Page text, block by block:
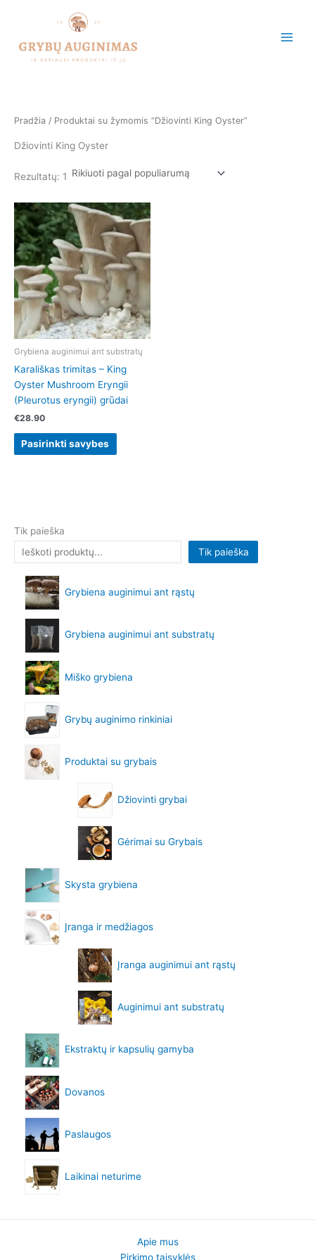
Pradžia / Produktai su žymomis “Džiovinti King Oyster”
Džiovinti King Oyster
Rezultatų: 1
Grybiena auginimui ant substratų
Karališkas trimitas – King
Oyster Mushroom Eryngii
(Pleurotus eryngii) grūdai
€28.90
Pasirinkti savybes
This
product
has
multiple
variants.
The
options
may
be
chosen
on
the
product
Tik paieška
Tik paieška
Grybiena auginimui ant rąstų
Grybiena auginimui ant substratų
Miško grybiena
Grybų auginimo rinkiniai
Produktai su grybais
Džiovinti grybai
Gėrimai su Grybais
Skysta grybiena
Įranga ir medžiagos
Įranga auginimui ant rąstų
Auginimui ant substratų
Ekstraktų ir kapsulių gamyba
Dovanos
Paslaugos
Laikinai neturime
Apie mus
Pirkimo taisyklės